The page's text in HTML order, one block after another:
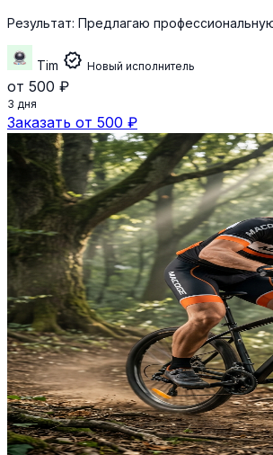
Результат: Предлагаю
Tim verified Новый исполнитель
от 500 ₽
3 дня
Заказать от 500 ₽